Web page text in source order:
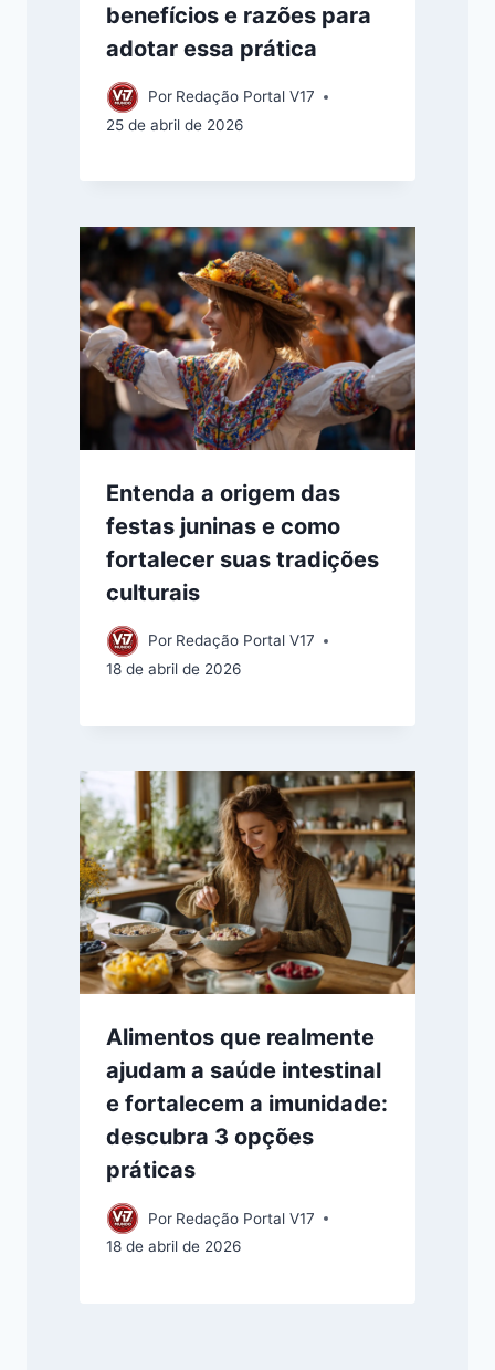
benefícios e razões para
adotar essa prática
Por Redação Portal V17
25 de abril de 2026
Entenda a origem das
festas juninas e como
fortalecer suas tradições
culturais
Por Redação Portal V17
18 de abril de 2026
Alimentos que realmente
ajudam a saúde intestinal
e fortalecem a imunidade:
descubra 3 opções
práticas
Por Redação Portal V17
18 de abril de 2026